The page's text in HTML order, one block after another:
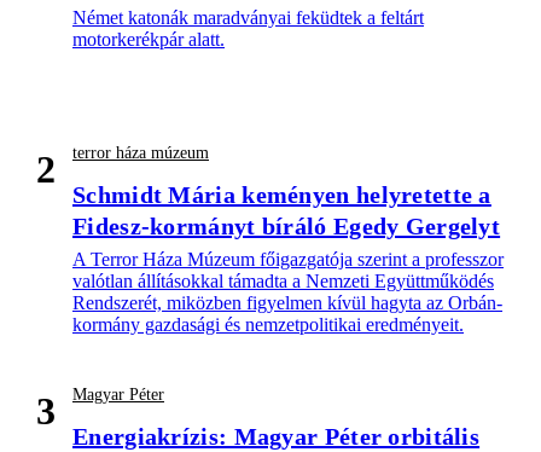
Német katonák maradványai feküdtek a feltárt
motorkerékpár alatt.
2 terror háza múzeum
Schmidt Mária keményen helyretette a
Fidesz-kormányt bíráló Egedy Gergelyt
A Terror Háza Múzeum főigazgatója szerint a professzor
valótlan állításokkal támadta a Nemzeti Együttműködés
Rendszerét, miközben figyelmen kívül hagyta az Orbán-
kormány gazdasági és nemzetpolitikai eredményeit.
3 Magyar Péter
Energiakrízis: Magyar Péter orbitális